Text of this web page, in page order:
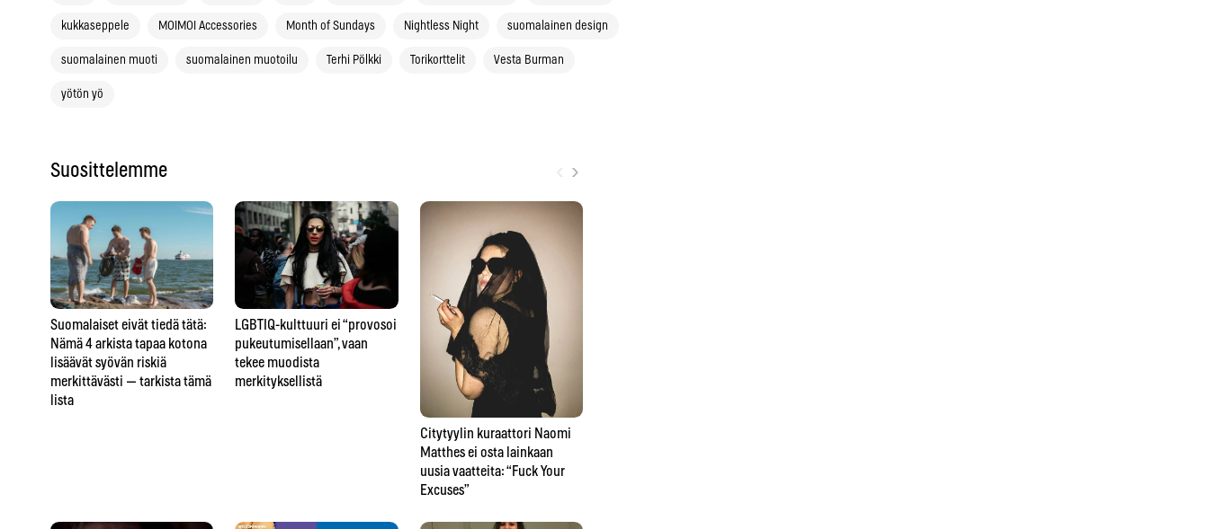
kukkaseppele MOIMOI Accessories Month of Sundays Nightless Night suomalainen design
suomalainen muoti suomalainen muotoilu Terhi Pölkki Torikorttelit Vesta Burman
yötön yö
Suosittelemme ›
Suomalaiset eivät tiedä tätä:
Nämä 4 arkista tapaa kotona
lisäävät syövän riskiä
merkittävästi — tarkista tämä
lista
LGBTIQ-kulttuuri ei “provosoi
pukeutumisellaan”, vaan
tekee muodista
merkityksellistä
Citytyylin kuraattori Naomi
Matthes ei osta lainkaan
uusia vaatteita: “Fuck Your
Excuses”